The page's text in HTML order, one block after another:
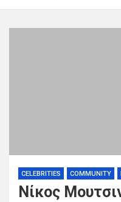
CELEBRITIES COMMUNITY
Νίκος